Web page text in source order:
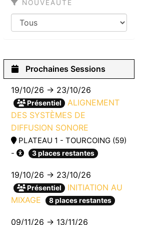
NOUVEAUTÉ
Prochaines Sessions
19/10/26 → 23/10/26
Présentiel
ALIGNEMENT
DES SYSTÈMES DE
DIFFUSION SONORE
PLATEAU 1 - TOURCOING (59)
-
3 places restantes
19/10/26 → 23/10/26
Présentiel
INITIATION AU
MIXAGE
8 places restantes
09/11/26 → 13/11/26